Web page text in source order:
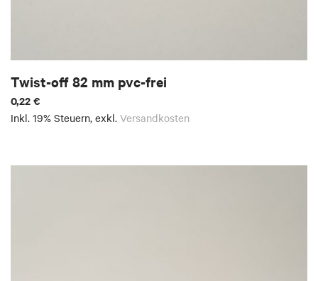
Twist-off 82 mm pvc-frei
0,22 €
Inkl. 19% Steuern, exkl. Versandkosten